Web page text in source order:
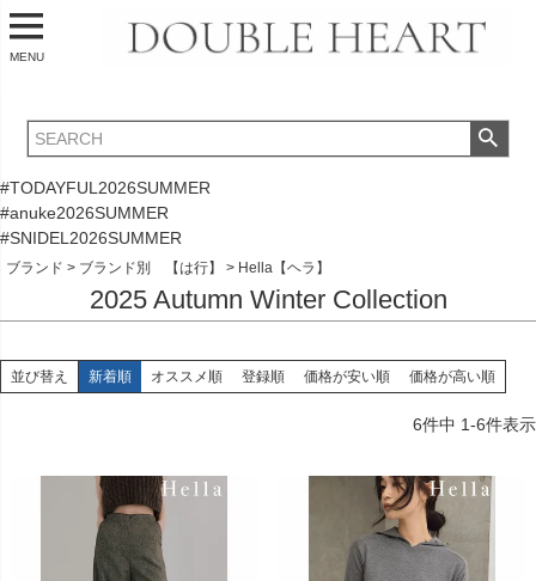
MENU
#TODAYFUL2026SUMMER
#anuke2026SUMMER
#SNIDEL2026SUMMER
ブランド ブランド別 【は行】 Hella【ヘラ】
2025 Autumn Winter Collection
並び替え 新着順 オススメ順 登録順 価格が安い順 価格が高い順
6件中 1-6件表示